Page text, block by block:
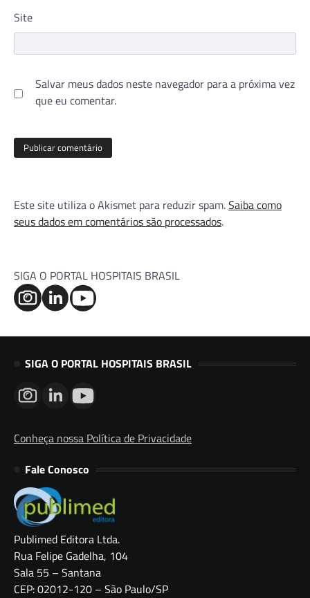
Site
Salvar meus dados neste navegador para a próxima vez
que eu comentar.
Este site utiliza o Akismet para reduzir spam.Saiba como
seus dados em comentários são processados.
SIGA O PORTAL HOSPITAIS BRASIL
SIGA O PORTAL HOSPITAIS BRASIL
Conheça nossa Política de Privacidade
Fale Conosco
Publimed Editora Ltda.
Rua Felipe Gadelha, 104
Sala 55 – Santana
CEP: 02012-120 – São Paulo/SP